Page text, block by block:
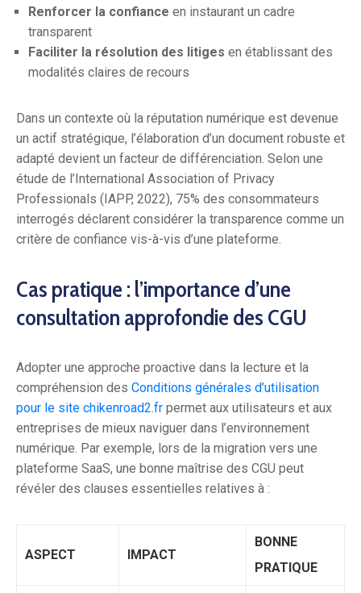
Renforcer la confiance en instaurant un cadre
transparent
Faciliter la résolution des litiges en établissant des
modalités claires de recours
Dans un contexte où la réputation numérique est devenue
un actif stratégique, l’élaboration d’un document robuste et
adapté devient un facteur de différenciation. Selon une
étude de l’International Association of Privacy
Professionals (IAPP, 2022), 75% des consommateurs
interrogés déclarent considérer la transparence comme un
critère de confiance vis-à-vis d’une plateforme.
Cas pratique : l’importance d’une
consultation approfondie des CGU
Adopter une approche proactive dans la lecture et la
compréhension des Conditions générales d’utilisation
pour le site chikenroad2.fr permet aux utilisateurs et aux
entreprises de mieux naviguer dans l’environnement
numérique. Par exemple, lors de la migration vers une
plateforme SaaS, une bonne maîtrise des CGU peut
révéler des clauses essentielles relatives à :
ASPECT IMPACT
BONNE
PRATIQUE